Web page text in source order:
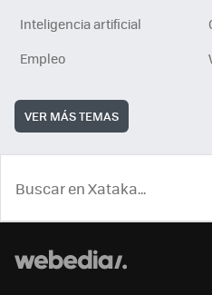
Inteligencia artificial
Empleo
VER MÁS TEMAS